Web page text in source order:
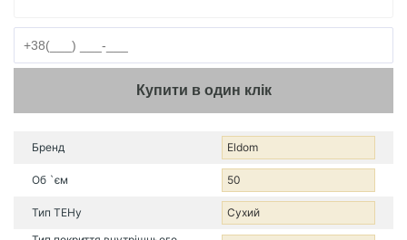
Купити в один клік
Бренд Eldom
Об `єм 50
Тип ТЕНу
Сухий